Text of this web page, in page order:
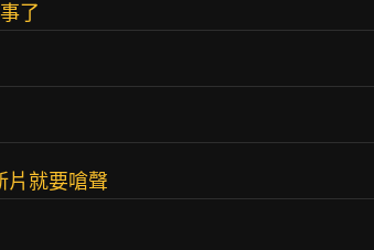
了
片就要嗆聲